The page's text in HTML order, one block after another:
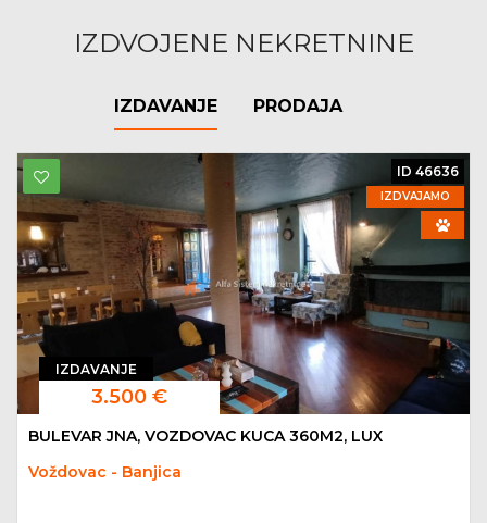
IZDVOJENE NEKRETNINE
IZDAVANJE PRODAJA
IZDAVANJE
3.500 €
ID 46636
IZDVAJAMO
BULEVAR JNA, VOZDOVAC KUCA 360M2, LUX
Voždovac - Banjica